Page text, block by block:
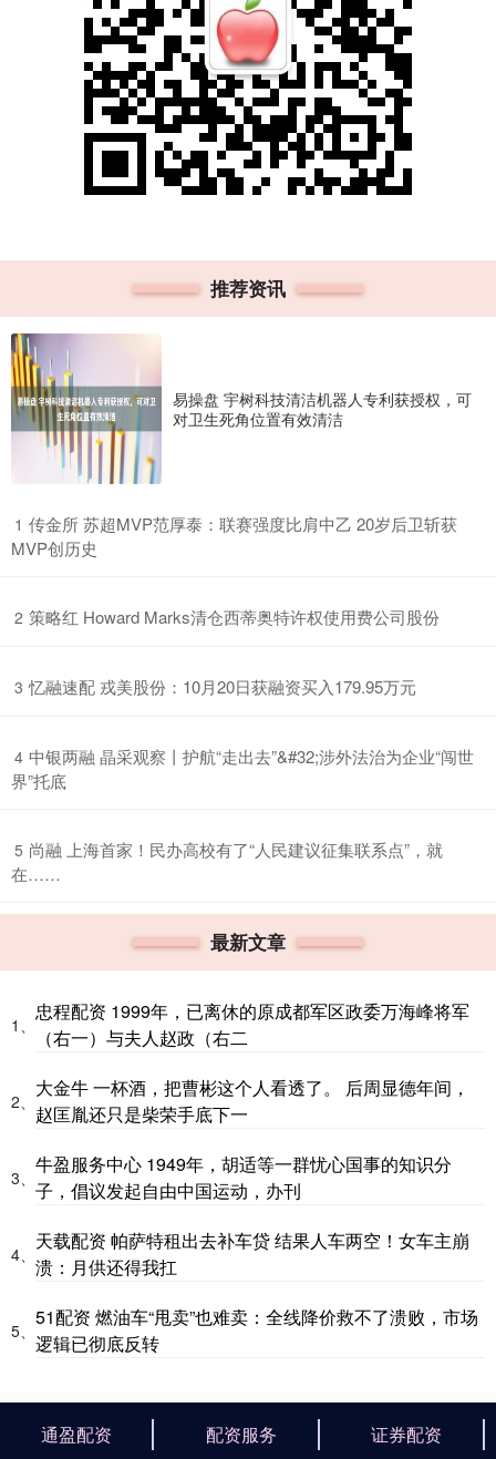
推荐资讯
易操盘 宇树科技清洁机器人专利获授权，可
对卫生死角位置有效清洁
1 ​传金所 苏超MVP范厚泰：联赛强度比肩中乙 20岁后卫斩获
MVP创历史
2 ​策略红 Howard Marks清仓西蒂奥特许权使用费公司股份
3 ​忆融速配 戎美股份：10月20日获融资买入179.95万元
4 ​中银两融 晶采观察丨护航“走出去”&#32;涉外法治为企业“闯世
界”托底
5 ​尚融 上海首家！民办高校有了“人民建议征集联系点”，就
在……
最新文章
1、
忠程配资 1999年，已离休的原成都军区政委万海峰将军
（右一）与夫人赵政（右二
2、
大金牛 一杯酒，把曹彬这个人看透了。 后周显德年间，
赵匡胤还只是柴荣手底下一
3、
牛盈服务中心 1949年，胡适等一群忧心国事的知识分
子，倡议发起自由中国运动，办刊
4、
天载配资 帕萨特租出去补车贷 结果人车两空！女车主崩
溃：月供还得我扛
5、
51配资 燃油车“甩卖”也难卖：全线降价救不了溃败，市场
逻辑已彻底反转
通盈配资 配资服务 证券配资